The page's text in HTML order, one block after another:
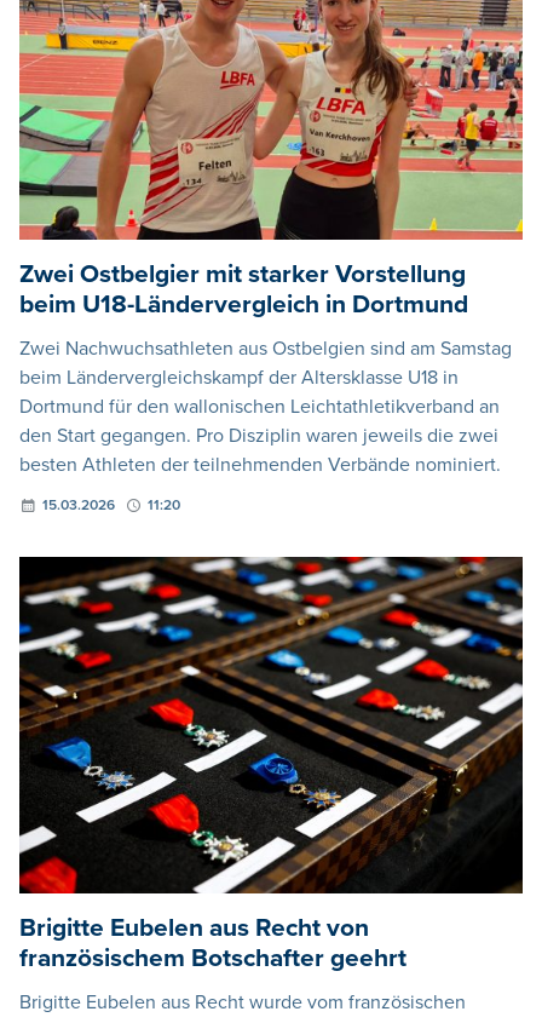
Zwei Ostbelgier mit starker Vorstellung
beim U18-Ländervergleich in Dortmund
Zwei Nachwuchsathleten aus Ostbelgien sind am Samstag
beim Ländervergleichskampf der Altersklasse U18 in
Dortmund für den wallonischen Leichtathletikverband an
den Start gegangen. Pro Disziplin waren jeweils die zwei
besten Athleten der teilnehmenden Verbände nominiert.
15.03.2026 11:20
Brigitte Eubelen aus Recht von
französischem Botschafter geehrt
Brigitte Eubelen aus Recht wurde vom französischen